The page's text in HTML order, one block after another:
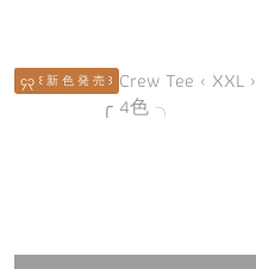
၄၃ ꒰ 新 色 発 売 ꒱